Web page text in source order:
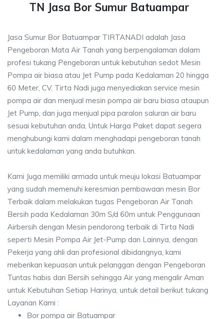
TN Jasa Bor Sumur Batuampar
Jasa Sumur Bor Batuampar TIRTANADI adalah Jasa
Pengeboran Mata Air Tanah yang berpengalaman dalam
profesi tukang Pengeboran untuk kebutuhan sedot Mesin
Pompa air biasa atau Jet Pump pada Kedalaman 20 hingga
60 Meter, CV. Tirta Nadi juga menyediakan service mesin
pompa air dan menjual mesin pompa air baru biasa ataupun
Jet Pump, dan juga menjual pipa paralon saluran air baru
sesuai kebutuhan anda, Untuk Harga Paket dapat segera
menghubungi kami dalam menghadapi pengeboran tanah
untuk kedalaman yang anda butuhkan.
Kami Juga memiliki armada untuk meuju lokasi Batuampar
yang sudah memenuhi keresmian pembawaan mesin Bor
Terbaik dalam melakukan tugas Pengeboran Air Tanah
Bersih pada Kedalaman 30m S/d 60m untuk Penggunaan
Airbersih dengan Mesin pendorong terbaik di Tirta Nadi
seperti Mesin Pompa Air Jet-Pump dan Lainnya, dengan
Pekerja yang ahli dan profesional dibidangnya, kami
meberikan kepuasan untuk pelanggan dengan Pengeboran
Tuntas habis dan Bersih sehingga Air yang mengalir Aman
untuk Kebutuhan Setiap Harinya, untuk detail berikut tukang
Layanan Kami :
Bor pompa air Batuampar